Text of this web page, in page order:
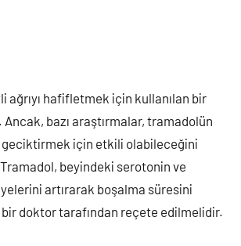
ağrıyı hafifletmek için kullanılan bir
Ancak, bazı araştırmalar, tramadolün
geciktirmek için etkili olabileceğini
beyindeki serotonin ve
artırarak boşalma süresini
bir doktor tarafından reçete edilmelidir.